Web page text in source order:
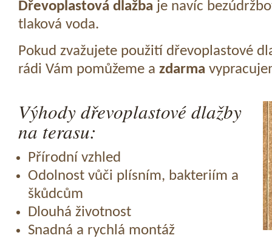
Dřevoplastová dlažba je navíc
tlaková voda.
Pokud zvažujete použití dřevoplastové
rádi Vám pomůžeme a zdarma
Výhody dřevoplastové dlažby
na terasu:
Přírodní vzhled
Odolnost vůči plísním, bakteriím a
škůdcům
Dlouhá životnost
Snadná a rychlá montáž